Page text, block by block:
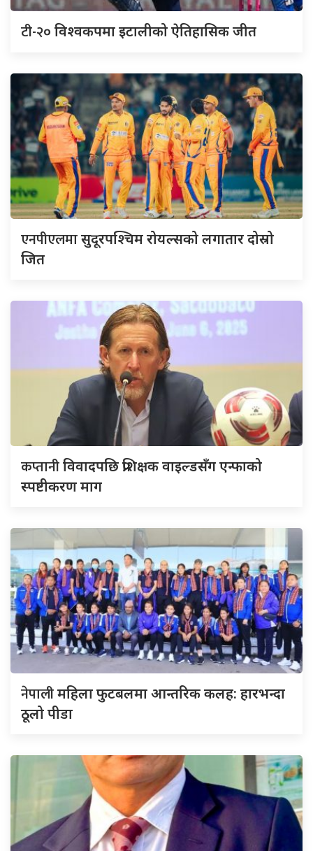
टी-२० विश्वकपमा इटालीको ऐतिहासिक जीत
एनपीएलमासुदूरपश्चिम रोयल्सको लगातार दोस्रो
जित
कप्तानीविवादपछि प्रशिक्षक वाइल्डसँग एन्फाको
स्पष्टीकरण माग
नेपालीमहिला फुटबलमा आन्तरिक कलह: हारभन्दा
ठूलो पीडा